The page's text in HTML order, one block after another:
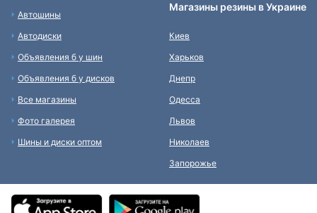
Автошины
Автодиски
Объявления б у шин
Объявления б у дисков
Все магазины
Фото галерея
Шины и диски оптом
Магазины резины в Украине
Киев
Харьков
Днепр
Одесса
Львов
Николаев
Запорожье